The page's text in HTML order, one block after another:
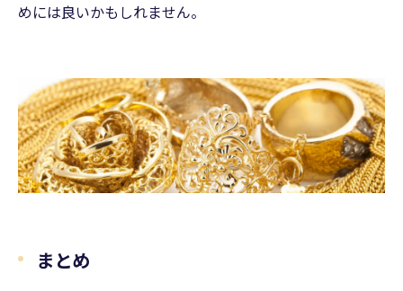
めには良いかもしれません。
まとめ